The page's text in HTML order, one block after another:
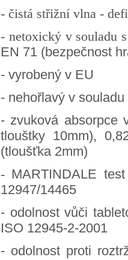
- čistá střižní vlna -
- netoxický v souladu
EN 71 (bezpečnost
- vyrobený v EU
- nehořlavý v
- zvuková absorpce
tlouštky 10mm),
(tloušťka 2mm)
- MARTINDALE
12947/14465
- odolnost vůči
ISO 12945-2-2001
- odolnost proti